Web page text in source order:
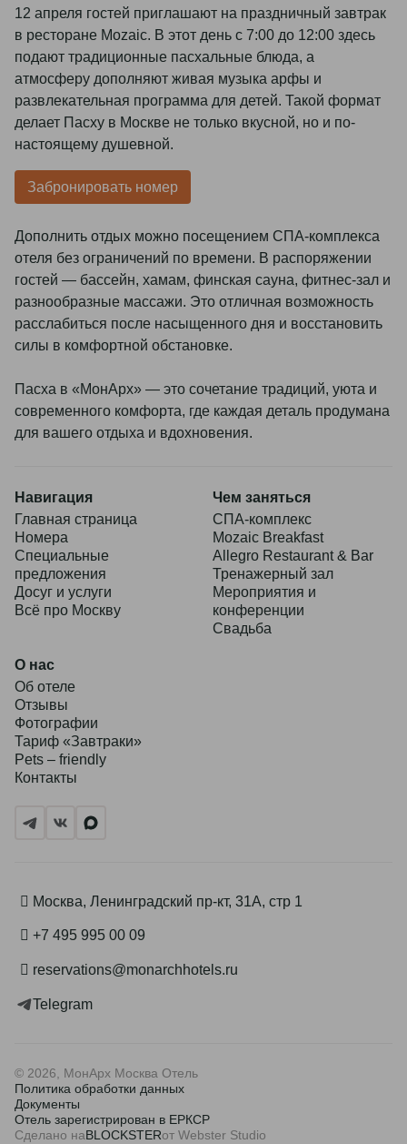
12 апреля гостей приглашают на праздничный завтрак
в ресторане Mozaic. В этот день с 7:00 до 12:00 здесь
подают традиционные пасхальные блюда, а
атмосферу дополняют живая музыка арфы и
развлекательная программа для детей. Такой формат
делает Пасху в Москве не только вкусной, но и по-
настоящему душевной.
Забронировать номер
Дополнить отдых можно посещением СПА-комплекса
отеля без ограничений по времени. В распоряжении
гостей — бассейн, хамам, финская сауна, фитнес-зал и
разнообразные массажи. Это отличная возможность
расслабиться после насыщенного дня и восстановить
силы в комфортной обстановке.
Пасха в «МонАрх» — это сочетание традиций, уюта и
современного комфорта, где каждая деталь продумана
для вашего отдыха и вдохновения.
Навигация
Главная страница
Номера
Специальные
предложения
Досуг и услуги
Всё про Москву
Чем заняться
СПА-комплекс
Mozaic Breakfast
Allegro Restaurant & Bar
Тренажерный зал
Мероприятия и
конференции
Свадьба
О нас
Об отеле
Отзывы
Фотографии
Тариф «Завтраки»
Pets – friendly
Контакты
Москва, Ленинградский пр-кт, 31А, стр 1
+7 495 995 00 09
reservations@monarchhotels.ru
Telegram
© 2026, МонАрх Москва Отель
Политика обработки данных
Документы
Отель зарегистрирован в ЕРКСР
Сделано наBLOCKSTERот Webster Studio